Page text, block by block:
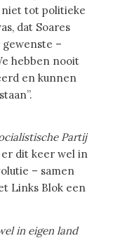
niet tot politieke
dat Soares
–
hebben nooit
en kunnen
Partij
dit keer wel in
– samen
Links Blok een
in eigen land